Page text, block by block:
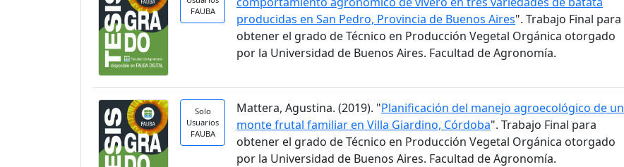
FAUBA
producidas en San Pedro, Provincia de Buenos Aires". Trabajo Final para
obtener el grado de Técnico en Producción Vegetal Orgánica otorgado
por la Universidad de Buenos Aires. Facultad de Agronomía.
Solo
Usuarios
FAUBA
Mattera, Agustina. (2019). "Planificación del manejo agroecológico de un
monte frutal familiar en Villa Giardino, Córdoba". Trabajo Final para
obtener el grado de Técnico en Producción Vegetal Orgánica otorgado
por la Universidad de Buenos Aires. Facultad de Agronomía.